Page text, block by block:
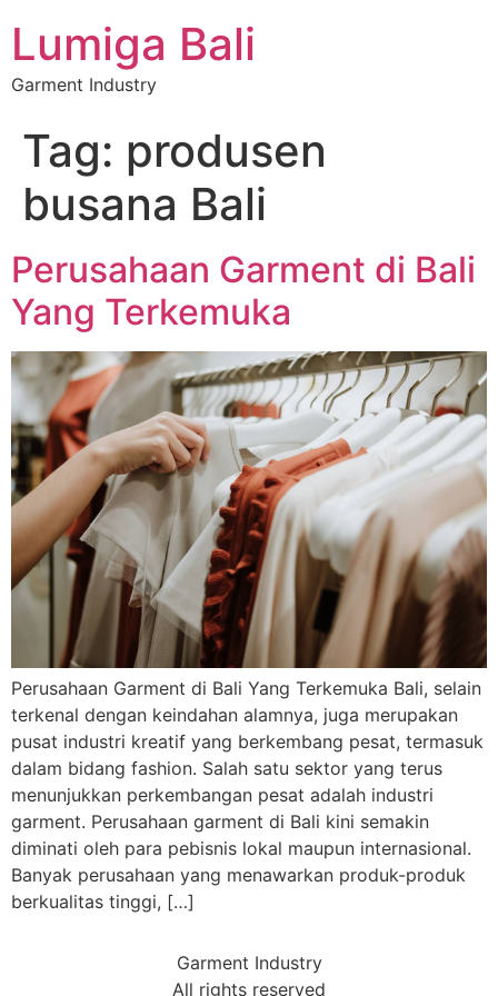
Lumiga Bali
Garment Industry
Tag: produsen
busana Bali
Perusahaan Garment di Bali
Yang Terkemuka
Perusahaan Garment di Bali Yang Terkemuka Bali, selain
terkenal dengan keindahan alamnya, juga merupakan
pusat industri kreatif yang berkembang pesat, termasuk
dalam bidang fashion. Salah satu sektor yang terus
menunjukkan perkembangan pesat adalah industri
garment. Perusahaan garment di Bali kini semakin
diminati oleh para pebisnis lokal maupun internasional.
Banyak perusahaan yang menawarkan produk-produk
berkualitas tinggi, […]
Garment Industry
All rights reserved